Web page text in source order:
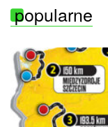
popularne